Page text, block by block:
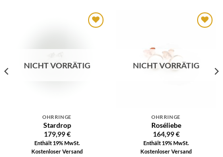
NICHT VORRÄTIG
OHRRINGE
Stardrop
179,99€
Enthält 19% MwSt.
Kostenloser Versand
NICHT VORRÄTIG
OHRRINGE
Roséliebe
164,99€
Enthält 19% MwSt.
Kostenloser Versand